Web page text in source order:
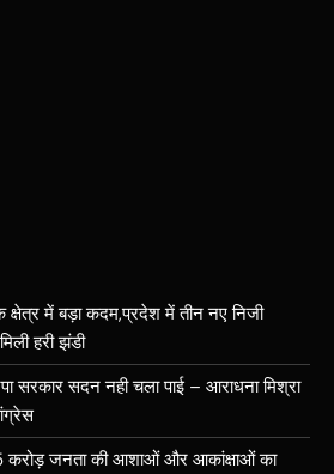
क्षेत्र में बड़ा कदम,प्रदेश में तीन नए निजी
हरी झंडी
सरकार सदन नही चला पाई – आराधना मिश्रा
जनता की आशाओं और आकांक्षाओं का